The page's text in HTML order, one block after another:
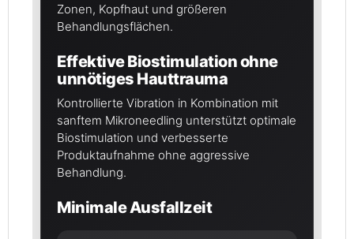
Zonen, Kopfhaut und größeren
Behandlungsflächen.
Effektive Biostimulation ohne
unnötiges Hauttrauma
Kontrollierte Vibration in Kombination mit
sanftem Mikroneedling unterstützt optimale
Biostimulation und verbesserte
Produktaufnahme ohne aggressive
Behandlung.
Minimale Ausfallzeit